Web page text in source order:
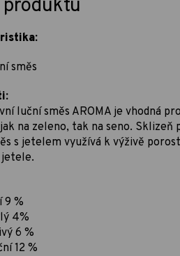
produktu
směs
luční směs AROMA je vhodná
na zeleno, tak na seno.
s jetelem využívá k výživě
9 %
4%
6 %
12 %